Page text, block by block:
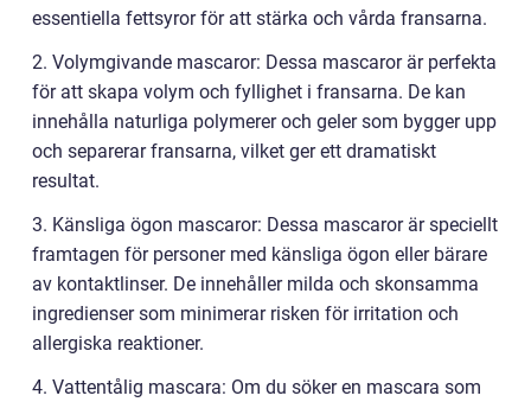
essentiella fettsyror för att stärka och vårda fransarna.
2. Volymgivande mascaror: Dessa mascaror är perfekta
för att skapa volym och fyllighet i fransarna. De kan
innehålla naturliga polymerer och geler som bygger upp
och separerar fransarna, vilket ger ett dramatiskt
resultat.
3. Känsliga ögon mascaror: Dessa mascaror är speciellt
framtagen för personer med känsliga ögon eller bärare
av kontaktlinser. De innehåller milda och skonsamma
ingredienser som minimerar risken för irritation och
allergiska reaktioner.
4. Vattentålig mascara: Om du söker en mascara som